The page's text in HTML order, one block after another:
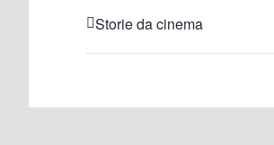
Storie da cinema